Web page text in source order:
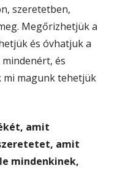
szeretetben,
Megőrizhetjük a
és óvhatjuk a
és
mi magunk tehetjük
amit
amit
mindenkinek,